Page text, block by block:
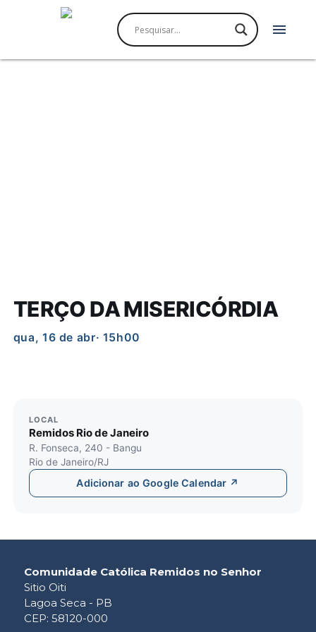
menu
TERÇO DA MISERICÓRDIA
qua, 16 de abr· 15h00
LOCAL
Remidos Rio de Janeiro
R. Fonseca, 240 - Bangu
Rio de Janeiro/RJ
Adicionar ao Google Calendar ↗
Comunidade Católica Remidos no Senhor
Sitio Oiti
Lagoa Seca - PB
CEP: 58120-000